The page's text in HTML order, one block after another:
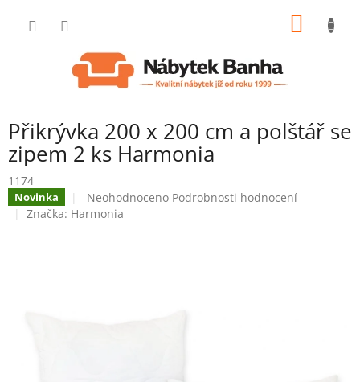
Přikrývka 200 x 200 cm a polštář se
zipem 2 ks Harmonia
1174
Novinka
Průměrné
hodnocení
Neohodnoceno Podrobnosti hodnocení
Značka: Harmonia